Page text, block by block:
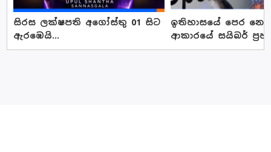
සිරස ලක්ෂපති අගෝස්තු 01 සිට
ඇරඹෙයි...
ඉතිහාසයේ පෙර
ආකාරයේ සයිබර්